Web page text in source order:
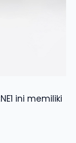
ini memiliki